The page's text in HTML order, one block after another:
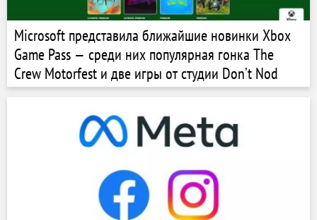
Microsoft представила ближайшие новинки Xbox
Game Pass — среди них популярная гонка The
Crew Motorfest и две игры от студии Don’t Nod